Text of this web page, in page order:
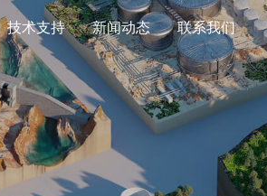
技术支持
服务承诺
>
下载中心
>
新闻动态
公司新闻
>
行业动态
>
联系我们
联系我们 >